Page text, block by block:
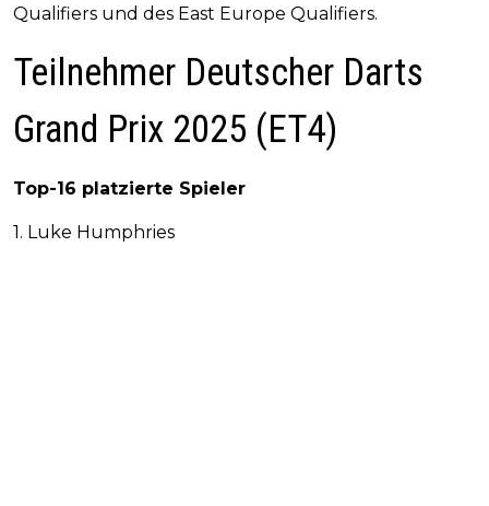
Qualifiers und des East Europe Qualifiers.
Teilnehmer Deutscher Darts
Grand Prix 2025 (ET4)
Top-16 platzierte Spieler
1. Luke Humphries